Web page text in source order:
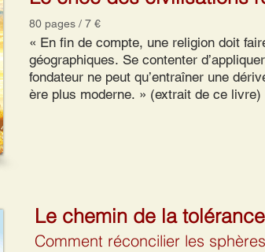
80 pages / 7 €
« En fin de compte, une religion doit
géographiques. Se contenter
fondateur ne peut qu’entraîner une
ère plus moderne. » (extrait de ce livre)
Le chemin de la
Comment réconcilier les